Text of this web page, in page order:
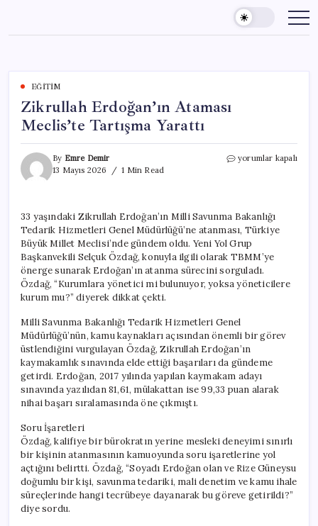
content
EĞITIM
Zikrullah Erdoğan’ın Ataması
Meclis’te Tartışma Yarattı
By Emre Demir
13 Mayıs 2026
1 Min Read
Zikrullah
Yarattı
için
yorumlar kapalı
33 yaşındaki Zikrullah Erdoğan’ın Milli Savunma Bakanlığı
Tedarik Hizmetleri Genel Müdürlüğü’ne atanması, Türkiye
Büyük Millet Meclisi’nde gündem oldu. Yeni Yol Grup
Başkanvekili Selçuk Özdağ, konuyla ilgili olarak TBMM’ye
önerge sunarak Erdoğan’ın atanma sürecini sorguladı.
Özdağ, “Kurumlara yönetici mi bulunuyor, yoksa yöneticilere
kurum mu?” diyerek dikkat çekti.
Milli Savunma Bakanlığı Tedarik Hizmetleri Genel
Müdürlüğü’nün, kamu kaynakları açısından önemli bir görev
üstlendiğini vurgulayan Özdağ, Zikrullah Erdoğan’ın
kaymakamlık sınavında elde ettiği başarıları da gündeme
getirdi. Erdoğan, 2017 yılında yapılan kaymakam adayı
sınavında yazılıdan 81,61, mülakattan ise 99,33 puan alarak
nihai başarı sıralamasında öne çıkmıştı.
Soru İşaretleri
Özdağ, kalifiye bir bürokratın yerine mesleki deneyimi sınırlı
bir kişinin atanmasının kamuoyunda soru işaretlerine yol
açtığını belirtti. Özdağ, “Soyadı Erdoğan olan ve Rize Güneysu
doğumlu bir kişi, savunma tedariki, mali denetim ve kamu ihale
süreçlerinde hangi tecrübeye dayanarak bu göreve getirildi?”
diye sordu.